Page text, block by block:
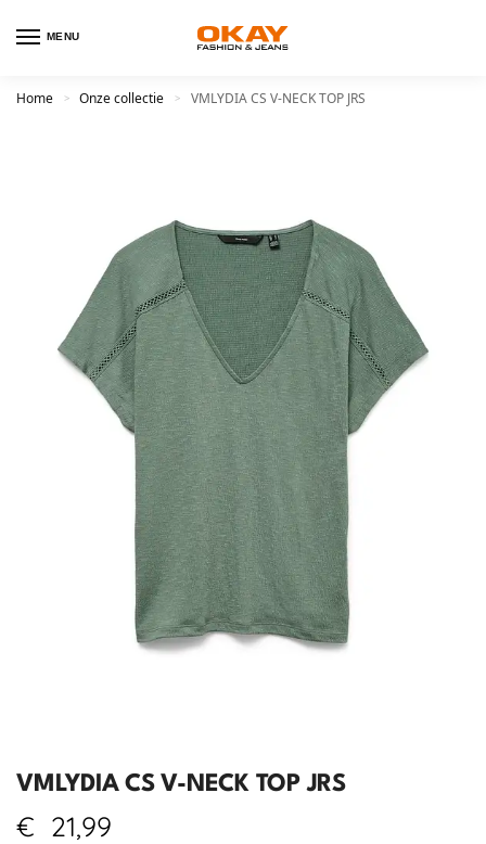
MENU
Home > Onze collectie > VMLYDIA CS V-NECK TOP JRS
VMLYDIA CS V-NECK TOP JRS
€ 21,99